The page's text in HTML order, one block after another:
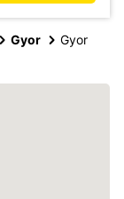
Gyor Gyor